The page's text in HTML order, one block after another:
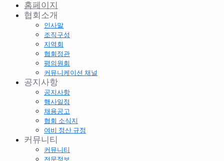
홈페이지
협회소개
인사말
조직구성
지역회
협회정관
평의원회
커뮤니케이션 채널
공지사항
공지사항
행사일정
채용공고
협회 소식지
여비 정산 규정
커뮤니티
커뮤니티
전문정보